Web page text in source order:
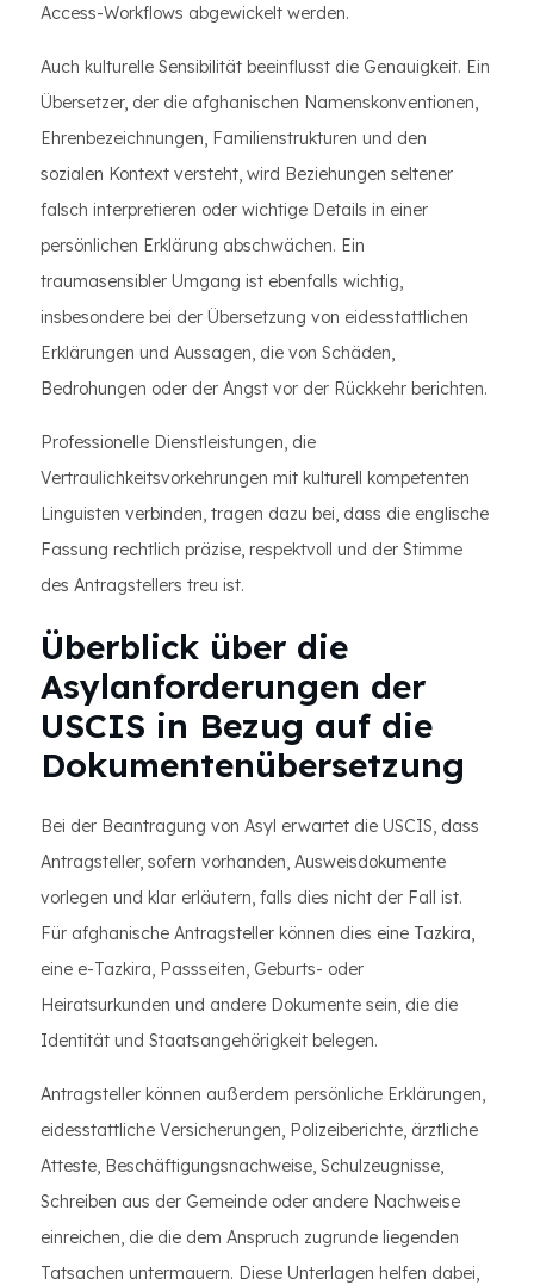
Access-Workflows abgewickelt werden.
Auch kulturelle Sensibilität beeinflusst die Genauigkeit. Ein
Übersetzer, der die afghanischen Namenskonventionen,
Ehrenbezeichnungen, Familienstrukturen und den
sozialen Kontext versteht, wird Beziehungen seltener
falsch interpretieren oder wichtige Details in einer
persönlichen Erklärung abschwächen. Ein
traumasensibler Umgang ist ebenfalls wichtig,
insbesondere bei der Übersetzung von eidesstattlichen
Erklärungen und Aussagen, die von Schäden,
Bedrohungen oder der Angst vor der Rückkehr berichten.
Professionelle Dienstleistungen, die
Vertraulichkeitsvorkehrungen mit kulturell kompetenten
Linguisten verbinden, tragen dazu bei, dass die englische
Fassung rechtlich präzise, ​​respektvoll und der Stimme
des Antragstellers treu ist.
Überblick über die
Asylanforderungen der
USCIS in Bezug auf die
Dokumentenübersetzung
Bei der Beantragung von Asyl erwartet die USCIS, dass
Antragsteller, sofern vorhanden, Ausweisdokumente
vorlegen und klar erläutern, falls dies nicht der Fall ist.
Für afghanische Antragsteller können dies eine Tazkira,
eine e-Tazkira, Passseiten, Geburts- oder
Heiratsurkunden und andere Dokumente sein, die die
Identität und Staatsangehörigkeit belegen.
Antragsteller können außerdem persönliche Erklärungen,
eidesstattliche Versicherungen, Polizeiberichte, ärztliche
Atteste, Beschäftigungsnachweise, Schulzeugnisse,
Schreiben aus der Gemeinde oder andere Nachweise
einreichen, die die dem Anspruch zugrunde liegenden
Tatsachen untermauern. Diese Unterlagen helfen dabei,